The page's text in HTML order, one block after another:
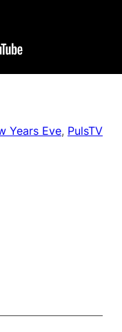
Years Eve, PulsTV